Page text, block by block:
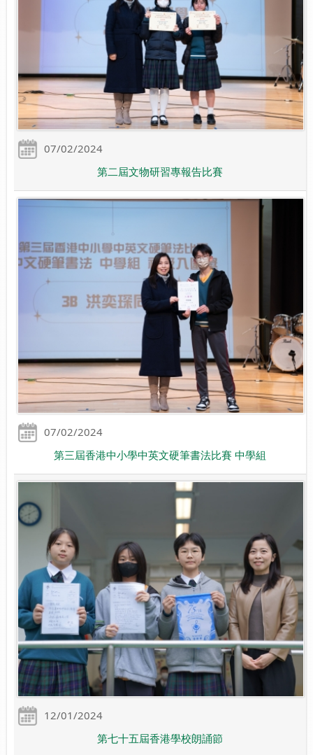
07/02/2024
第二屆文物研習專報告比賽
07/02/2024
第三屆香港中小學中英文硬筆書法比賽 中學組
12/01/2024
第七十五屆香港學校朗誦節